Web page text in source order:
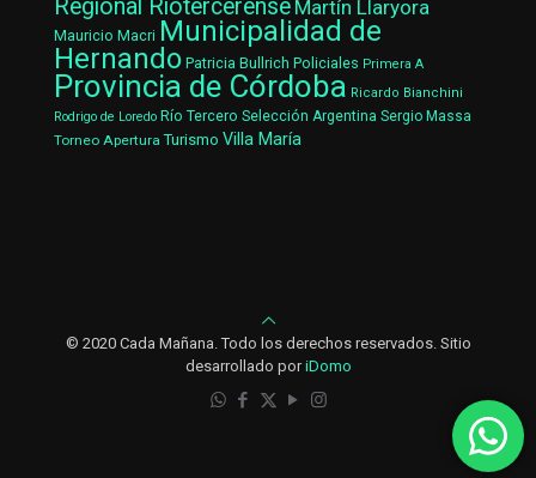
Regional Riotercerense Martín Llaryora
Mauricio Macri Municipalidad de
Hernando Patricia Bullrich Policiales Primera A
Provincia de Córdoba Ricardo Bianchini
Rodrigo de Loredo Río Tercero Selección Argentina Sergio Massa
Torneo Apertura Turismo Villa María
© 2020 Cada Mañana. Todo los derechos reservados. Sitio
desarrollado poriDomo